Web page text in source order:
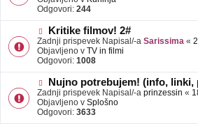
v
e
e
b
a
v
e
Odgovori: 244
N
o
v
e
b
a
v
e
Kritike filmov! 2#
Zadnji prispevek Napisal/-a Sarissima «
Objavljeno v TV in filmi
Odgovori: 1008
N
o
v
e
Nujno potrebujem! (info, linki,
Zadnji prispevek Napisal/-a prinzessin «
Objavljeno v Splošno
Odgovori: 3633